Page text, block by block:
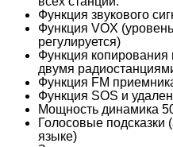
Функция звукового
Функция VOX
регулируется)
Функция копирования
двумя
Функция FM
Функция SOS и
Мощность динамика
Голосовые подсказки
языке)